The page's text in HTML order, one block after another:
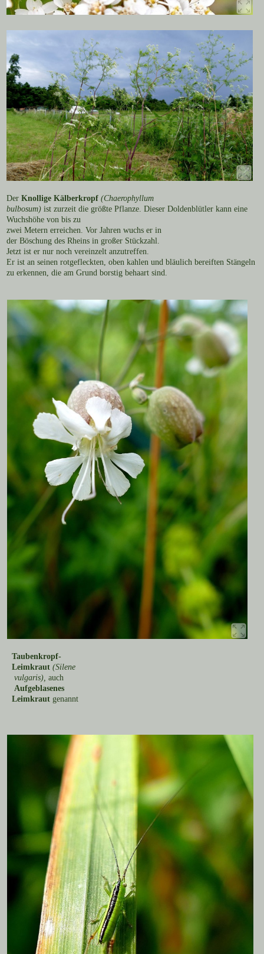
Der Knollige Kälberkropf (Chaerophyllum
bulbosum) ist zurzeit die größte Pflanze. Dieser Doldenblütler kann eine
Wuchshöhe von bis zu
zwei Metern erreichen. Vor Jahren wuchs er in
der Böschung des Rheins in großer Stückzahl.
Jetzt ist er nur noch vereinzelt anzutreffen.
Er ist an seinen rotgefleckten, oben kahlen und bläulich bereiften Stängeln
zu erkennen, die am Grund borstig behaart sind.
Taubenkropf-
Leimkraut (Silene
vulgaris), auch
Aufgeblasenes
Leimkraut genannt